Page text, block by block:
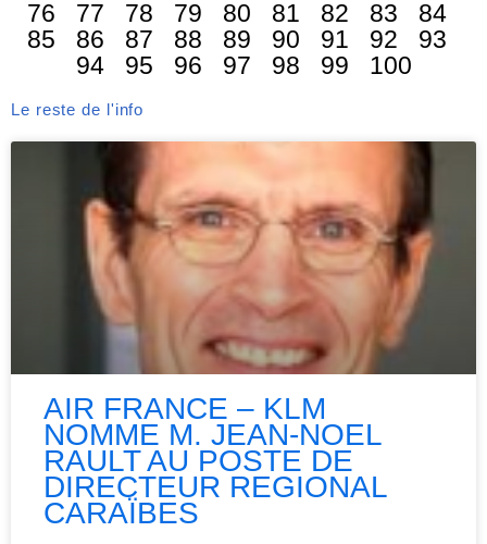
76
77 78 79 80 81 82 83
84
85
86 87 88 89 90 91 92
93
94
95 96 97 98 99 100
Le reste de l'info
AIR FRANCE – KLM
NOMME M. JEAN-NOEL
RAULT AU POSTE DE
DIRECTEUR REGIONAL
CARAÏBES